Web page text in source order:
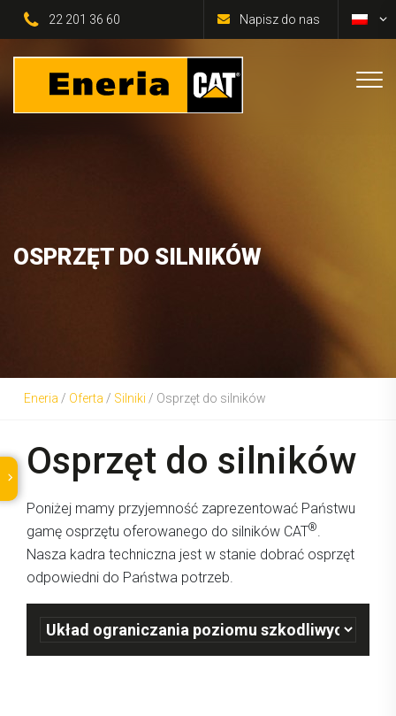
22 201 36 60 Napisz do nas
OSPRZĘT DO SILNIKÓW
Eneria / Oferta / Silniki / Osprzęt do silników
Osprzęt do silników
Poniżej mamy przyjemność zaprezentować Państwu
gamę osprzętu oferowanego do silników CAT®.
Nasza kadra techniczna jest w stanie dobrać osprzęt
odpowiedni do Państwa potrzeb.